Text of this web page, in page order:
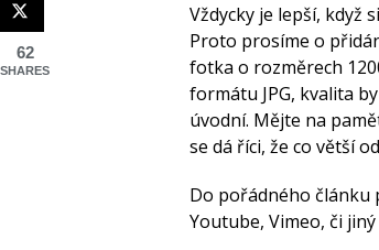
Vždycky je lepší, když
Proto prosíme o
fotka o rozměrech
formátu JPG, kvalita
úvodní. Mějte na
se dá říci, že co větší
Do pořádného článku
Youtube, Vimeo, či
62
SHARES